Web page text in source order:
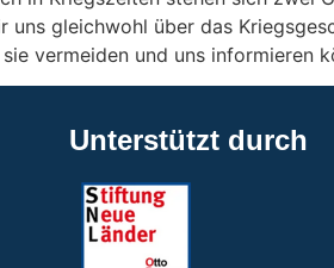
uns gleichwohl über das
vermeiden und uns informieren
Unterstützt durch